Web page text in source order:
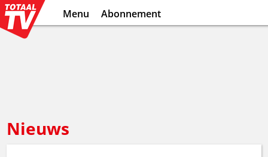
Menu Abonnement
Nieuws